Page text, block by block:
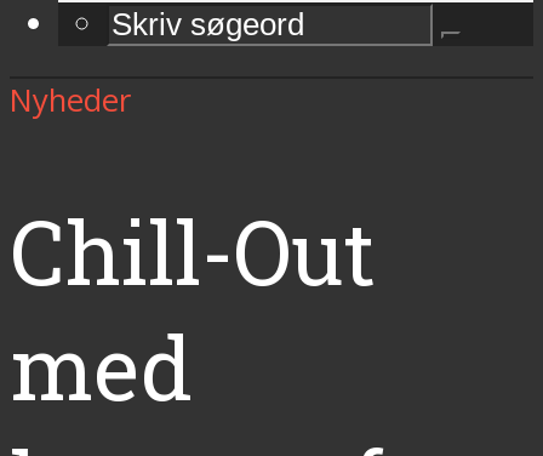
Nyheder
Chill-Out
med